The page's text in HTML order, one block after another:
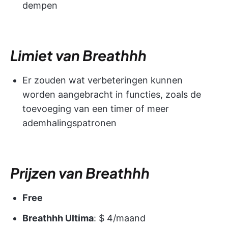
dempen
Limiet van Breathhh
Er zouden wat verbeteringen kunnen
worden aangebracht in functies, zoals de
toevoeging van een timer of meer
ademhalingspatronen
Prijzen van Breathhh
Free
Breathhh Ultima: $ 4/maand